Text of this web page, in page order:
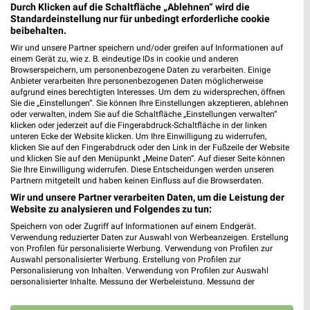
Angebote ab 10.08.
Gültig bis Sa. 15.08.
Mega Tage
Gültig bis Fr. 14.08.
Lidl
2 km
Thomas Philipps
2,3 km
Durch Klicken auf die Schaltfläche „Ablehnen“ wird die
Standardeinstellung nur für unbedingt erforderliche cookie
beibehalten.
Wir und unsere Partner speichern und/oder greifen auf Informationen auf
einem Gerät zu, wie z. B. eindeutige IDs in cookie und anderen
Browserspeichern, um personenbezogene Daten zu verarbeiten. Einige
Anbieter verarbeiten Ihre personenbezogenen Daten möglicherweise
aufgrund eines berechtigten Interesses. Um dem zu widersprechen, öffnen
Sie die „Einstellungen“. Sie können Ihre Einstellungen akzeptieren, ablehnen
oder verwalten, indem Sie auf die Schaltfläche „Einstellungen verwalten“
klicken oder jederzeit auf die Fingerabdruck-Schaltfläche in der linken
unteren Ecke der Website klicken. Um Ihre Einwilligung zu widerrufen,
klicken Sie auf den Fingerabdruck oder den Link in der Fußzeile der Website
und klicken Sie auf den Menüpunkt „Meine Daten“. Auf dieser Seite können
Sie Ihre Einwilligung widerrufen. Diese Entscheidungen werden unseren
Partnern mitgeteilt und haben keinen Einfluss auf die Browserdaten.
Wir und unsere Partner verarbeiten Daten, um die Leistung der
Website zu analysieren und Folgendes zu tun:
Speichern von oder Zugriff auf Informationen auf einem Endgerät.
Verwendung reduzierter Daten zur Auswahl von Werbeanzeigen. Erstellung
von Profilen für personalisierte Werbung. Verwendung von Profilen zur
Auswahl personalisierter Werbung. Erstellung von Profilen zur
Personalisierung von Inhalten. Verwendung von Profilen zur Auswahl
personalisierter Inhalte. Messung der Werbeleistung. Messung der
Kombinationen von Daten aus verschiedenen Quellen. Entwicklung und